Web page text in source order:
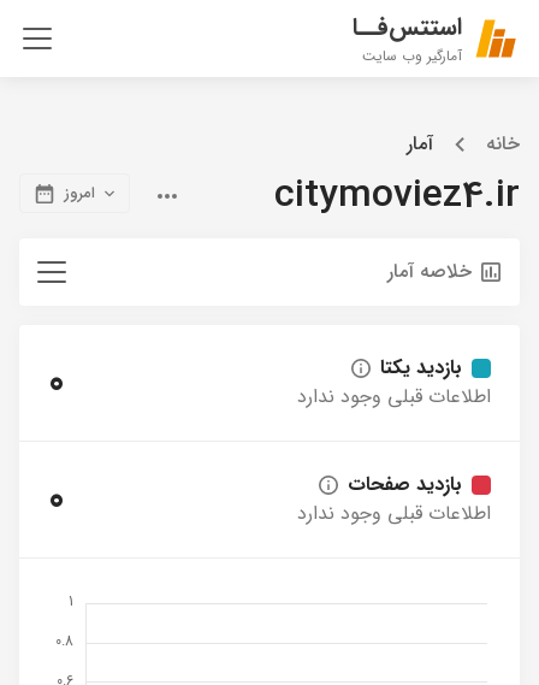
استتس‌فــا
آمارگیر وب سایت
خانه آمار
citymoviez4.ir امروز
خلاصه آمار
بازدید یکتا
اطلاعات قبلی وجود ندارد
0
بازدید صفحات
اطلاعات قبلی وجود ندارد
0